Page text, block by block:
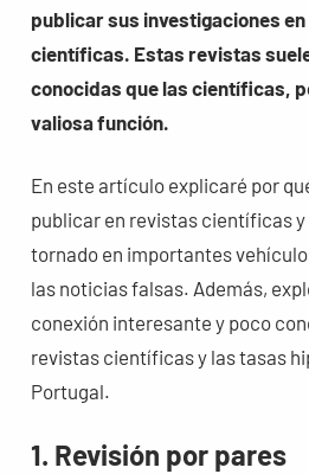
publicar sus investigaciones
científicas. Estas revistas
conocidas que las científicas,
valiosa función.
En este artículo explicaré por
publicar en revistas científicas y
tornado en importantes
las noticias falsas. Además,
conexión interesante y poco
revistas científicas y las tasas
Portugal.
1. Revisión por pares